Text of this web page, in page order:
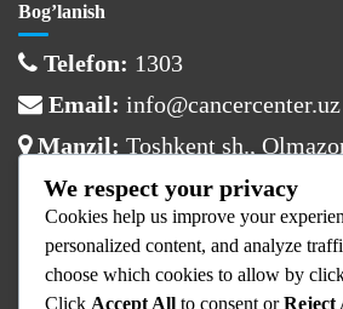
Bog’lanish
Telefon: 1303
Email: info@cancercenter.uz
Manzil: Toshkent sh.,
Ish vaqti
Dushanba:08:00 – 17:00
Sesh – Juma:08:00 – 16:00
We respect your privacy
Cookies help us improve your
personalized content, and analyze
choose which cookies to allow by
Click Accept All to consent orReject